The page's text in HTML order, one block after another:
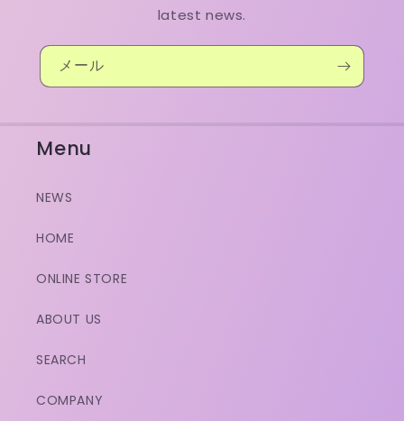
latest news.
メール
Menu
NEWS
HOME
ONLINE STORE
ABOUT US
SEARCH
COMPANY